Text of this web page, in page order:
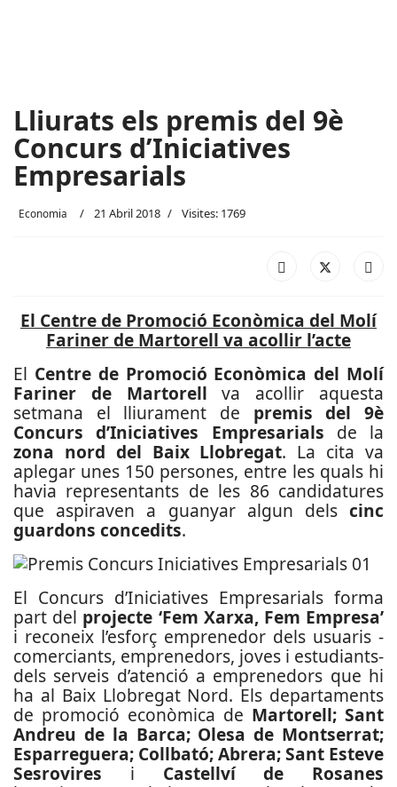
Lliurats els premis del 9è
Concurs d’Iniciatives
Empresarials
Economia 21 Abril 2018 Visites: 1769
El Centre de Promoció Econòmica del Molí
Fariner de Martorell va acollir l’acte
El Centre de Promoció Econòmica del Molí
Fariner de Martorell va acollir aquesta
setmana el lliurament de premis del 9è
Concurs d’Iniciatives Empresarials de la
zona nord del Baix Llobregat. La cita va
aplegar unes 150 persones, entre les quals hi
havia representants de les 86 candidatures
que aspiraven a guanyar algun dels cinc
guardons concedits.
El Concurs d’Iniciatives Empresarials forma
part del projecte ‘Fem Xarxa, Fem Empresa’
i reconeix l’esforç emprenedor dels usuaris -
comerciants, emprenedors, joves i estudiants-
dels serveis d’atenció a emprenedors que hi
ha al Baix Llobregat Nord. Els departaments
de promoció econòmica de Martorell; Sant
Andreu de la Barca; Olesa de Montserrat;
Esparreguera; Collbató; Abrera; Sant Esteve
Sesrovires i Castellví de Rosanes